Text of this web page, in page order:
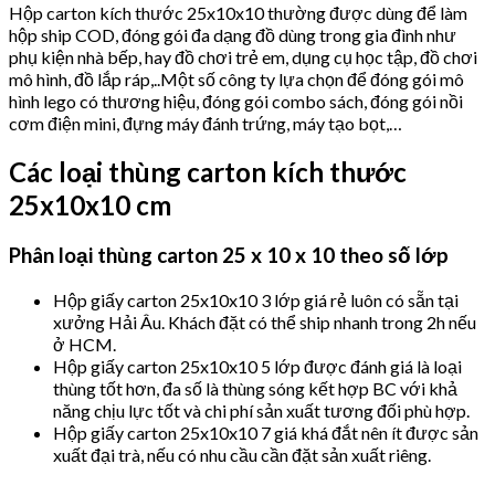
Hộp carton kích thước 25x10x10 thường được dùng để làm
hộp ship COD, đóng gói đa dạng đồ dùng trong gia đình như
phụ kiện nhà bếp, hay đồ chơi trẻ em, dụng cụ học tập, đồ chơi
mô hình, đồ lắp ráp,..Một số công ty lựa chọn để đóng gói mô
hình lego có thương hiệu, đóng gói combo sách, đóng gói nồi
cơm điện mini, đựng máy đánh trứng, máy tạo bọt,…
Các loại thùng carton kích thước
25x10x10 cm
Phân loại thùng carton 25 x 10 x 10 theo số lớp
Hộp giấy carton 25x10x10 3 lớp giá rẻ luôn có sẵn tại
xưởng Hải Âu. Khách đặt có thể ship nhanh trong 2h nếu
ở HCM.
Hộp giấy carton 25x10x10 5 lớp được đánh giá là loại
thùng tốt hơn, đa số là thùng sóng kết hợp BC với khả
năng chịu lực tốt và chi phí sản xuất tương đối phù hợp.
Hộp giấy carton 25x10x10 7 giá khá đắt nên ít được sản
xuất đại trà, nếu có nhu cầu cần đặt sản xuất riêng.